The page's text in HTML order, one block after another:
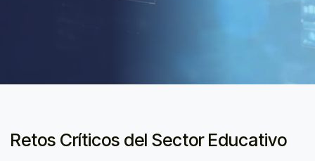
Retos Críticos del Sector Educativo